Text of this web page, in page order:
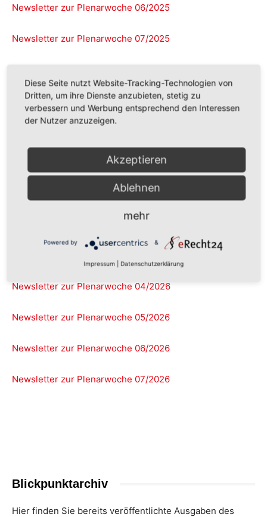
Newsletter zur Plenarwoche 06/2025
Newsletter zur Plenarwoche 07/2025
Newsletter zur Plenarwoche 10/2025
Newsletter zur Plenarwoche 12/2025
Newsletter zur Plenarwoche 01/2026
Newsletter zur Plenarwoche 04/2026
Newsletter zur Plenarwoche 05/2026
Newsletter zur Plenarwoche 06/2026
Newsletter zur Plenarwoche 07/2026
Blickpunktarchiv
Hier finden Sie bereits veröffentlichte Ausgaben des
Diese Seite nutzt Website-Tracking-Technologien von
Dritten, um ihre Dienste anzubieten, stetig zu
verbessern und Werbung entsprechend den Interessen
der Nutzer anzuzeigen.
Akzeptieren
Ablehnen
mehr
Powered by &
Impressum Datenschutzerklärung